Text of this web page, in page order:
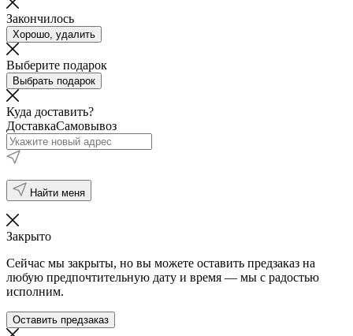
Закончилось
Хорошо, удалить
Выберите подарок
Выбрать подарок
Куда доставить?
ДоставкаСамовывоз
Найти меня
Закрыто
Сейчас мы закрыты, но вы можете оставить предзаказ на
любую предпочтительную дату и время — мы с радостью
исполним.
Оставить предзаказ